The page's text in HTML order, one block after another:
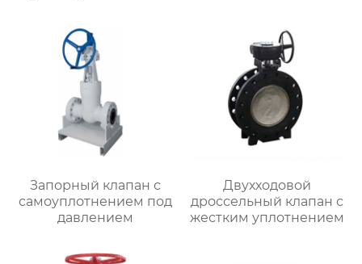
Запорный клапан с
самоуплотнением под
давлением
Двухходовой
дроссельный клапан с
жестким уплотнением